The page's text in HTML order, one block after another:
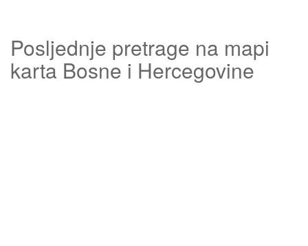
Posljednje pretrage na mapi
karta Bosne i Hercegovine